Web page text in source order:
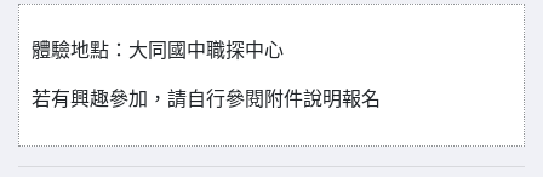
體驗地點：大同國中職探中心
若有興趣參加，請自行參閱附件說明報名